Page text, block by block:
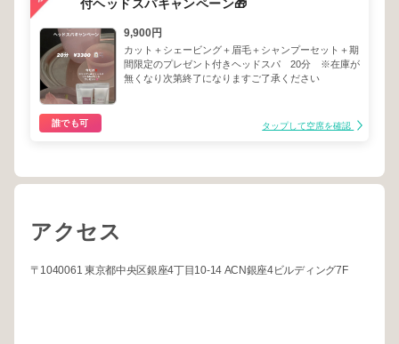
付ヘッドスパキャンペーン🎁
9,900円
カット＋シェービング＋眉毛＋シャンプーセット＋期
間限定のプレゼント付きヘッドスパ 20分 ※在庫が
無くなり次第終了になりますご了承ください
誰でも可 タップして空席を確認
アクセス
〒1040061 東京都中央区銀座4丁目10-14 ACN銀座4ビルディング7F